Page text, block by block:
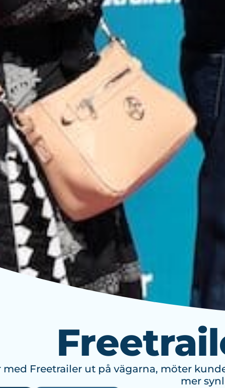
med Freetrailer ut på vägarna, möter
mer